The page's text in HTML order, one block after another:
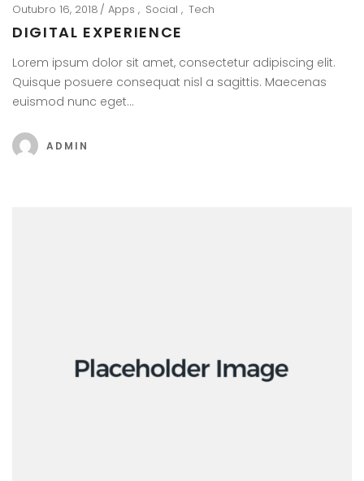
Outubro 16, 2018 Apps Social Tech
DIGITAL EXPERIENCE
Lorem ipsum dolor sit amet, consectetur adipiscing elit.
Quisque posuere consequat nisl a sagittis. Maecenas
euismod nunc eget…
ADMIN